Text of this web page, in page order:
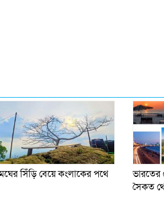
সিঁড়ি বেয়ে কংলাকের পথে
ভারতের
সৈকত